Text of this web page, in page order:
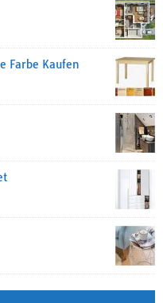
Farbe Kaufen